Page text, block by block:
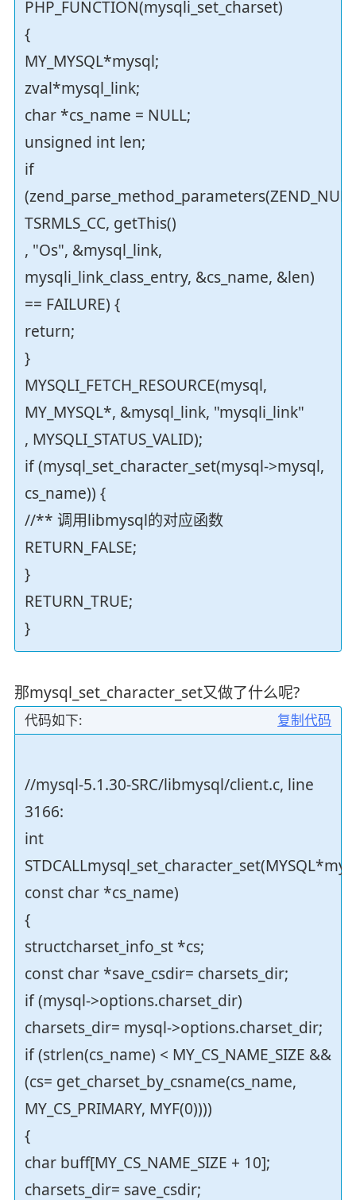
PHP_FUNCTION(mysqli_set_charset)
{
MY_MYSQL*mysql;
zval*mysql_link;
char *cs_name = NULL;
unsigned int len;
if
TSRMLS_CC, getThis()
, "Os", &mysql_link,
mysqli_link_class_entry, &cs_name, &len)
== FAILURE) {
return;
}
MYSQLI_FETCH_RESOURCE(mysql,
MY_MYSQL*, &mysql_link, "mysqli_link"
, MYSQLI_STATUS_VALID);
if (mysql_set_character_set(mysql->mysql,
cs_name)) {
//** 调用libmysql的对应函数
RETURN_FALSE;
}
RETURN_TRUE;
}
那mysql_set_character_set又做了什么呢?
复制代码
代码如下:
//mysql-5.1.30-SRC/libmysql/client.c, line
3166:
int
const char *cs_name)
{
structcharset_info_st *cs;
const char *save_csdir= charsets_dir;
if (mysql->options.charset_dir)
charsets_dir= mysql->options.charset_dir;
if (strlen(cs_name) < MY_CS_NAME_SIZE &&
(cs= get_charset_by_csname(cs_name,
MY_CS_PRIMARY, MYF(0))))
{
char buff[MY_CS_NAME_SIZE + 10];
charsets_dir= save_csdir;